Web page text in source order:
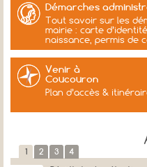
Démarches
Tout savoir sur les
mairie : carte
naissance, permis de
Venir à
Coucouron
Plan d’accès &
1 2 3 4